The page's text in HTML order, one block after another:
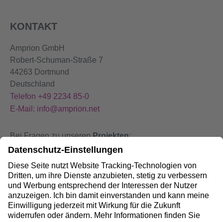
KONTAKT
Amprion GmbH
Robert-Schuman-Straße 7
44263 Dortmund
Deutschland
Telefon +49 2234 85-0
E-Mail: info@amprion.net
Bei Fragen zu unserenProjekten:
+49 800 584 9000
BeiStörungen an unseren Anlagen:
+49 800 490 4000
Social Media: